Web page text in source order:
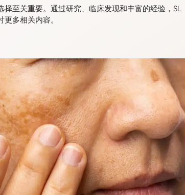
至关重要。通过研究、临床发现和丰富的经验，SL
多相关内容。